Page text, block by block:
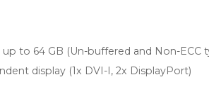
to 64 GB (Un-buffered and Non-ECC
display (1x DVI-I, 2x DisplayPort)